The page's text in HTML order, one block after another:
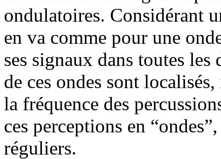
ondulatoires. Considérant
en va comme pour une
ses signaux dans toutes
de ces ondes sont
la fréquence des
ces perceptions en
réguliers.